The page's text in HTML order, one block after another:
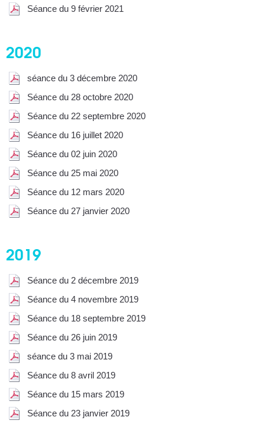
Séance du 9 février 2021
2020
séance du 3 décembre 2020
Séance du 28 octobre 2020
Séance du 22 septembre 2020
Séance du 16 juillet 2020
Séance du 02 juin 2020
Séance du 25 mai 2020
Séance du 12 mars 2020
Séance du 27 janvier 2020
2019
Séance du 2 décembre 2019
Séance du 4 novembre 2019
Séance du 18 septembre 2019
Séance du 26 juin 2019
séance du 3 mai 2019
Séance du 8 avril 2019
Séance du 15 mars 2019
Séance du 23 janvier 2019